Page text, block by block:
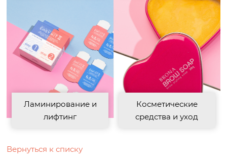
Ламинирование и
лифтинг
Косметические
средства и уход
Вернуться к списку